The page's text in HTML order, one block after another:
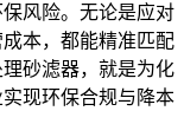
风险。无论是应对
本，都能精准匹配
砂滤器，就是为化
现环保合规与降本